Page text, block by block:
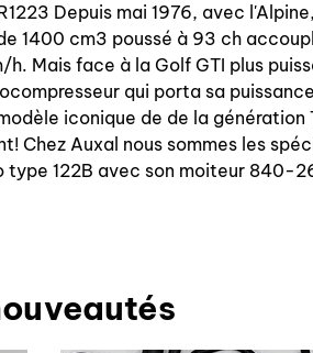
Depuis mai 1976, avec
1400 cm3 poussé à 93 ch
Mais face à la Golf GTI plus
qui porta sa
iconique de de la
Auxal nous sommes les
type 122B avec son moiteur 840-